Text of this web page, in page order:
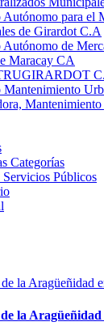
Autónomo para el
de Girardot C.A
Autónomo de
Maracay CA
Mantenimiento
Categorías
Servicios Públicos
la